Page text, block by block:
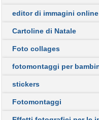
editor di immagini online
Cartoline di Natale
Foto collages
fotomontaggi per
stickers
Fotomontaggi